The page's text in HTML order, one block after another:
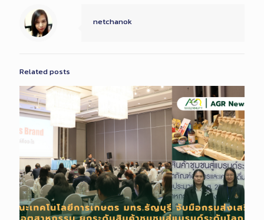
netchanok
Related posts